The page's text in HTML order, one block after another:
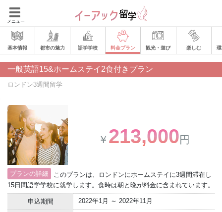
メニュー
基本情報 都市の魅力 語学学校 料金プラン 観光・遊び 楽しむ
一般英語15&ホームステイ2食付きプラン
ロンドン3週間留学
￥ 213,000円
プランの詳細
このプランは、ロンドンにホームステイに3週間滞在し
15日間語学学校に就学します。食時は朝と晩が料金に含まれています。
申込期間 2022年1月 ～ 2022年11月